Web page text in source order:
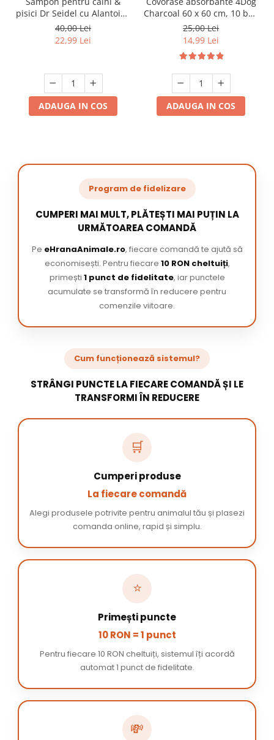
pisici Dr Seidel cu Alantoina
220 ml
40,00 Lei
22,99 Lei
ADAUGA IN COS
Charcoal 60 x 60 cm, 10 buc
/ pachet
25,00 Lei
14,99 Lei
ADAUGA IN COS
Program de fidelizare
CUMPERI MAI MULT, PLĂTEȘTI MAI PUȚIN LA
URMĂTOAREA COMANDĂ
Pe eHranaAnimale.ro, fiecare comandă te ajută să
economisești. Pentru fiecare 10 RON cheltuiți,
primești 1 punct de fidelitate, iar punctele
acumulate se transformă în reducere pentru
comenzile viitoare.
Cum funcționează sistemul?
STRÂNGI PUNCTE LA FIECARE COMANDĂ ȘI LE
TRANSFORMI ÎN REDUCERE
🛒
Cumperi produse
La fiecare comandă
Alegi produsele potrivite pentru animalul tău și plasezi
comanda online, rapid și simplu.
⭐
Primești puncte
10 RON = 1 punct
Pentru fiecare 10 RON cheltuiți, sistemul îți acordă
automat 1 punct de fidelitate.
💸